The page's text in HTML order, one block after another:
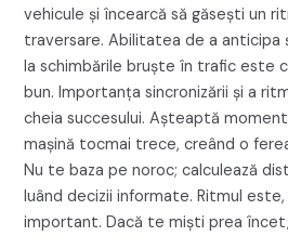
vehicule și încearcă să găsești un
traversare. Abilitatea de a anticipa
la schimbările bruște în trafic este
bun. Importanța sincronizării și a
cheia succesului. Așteaptă
mașină tocmai trece, creând o
Nu te baza pe noroc; calculează
luând decizii informate. Ritmul
important. Dacă te miști prea